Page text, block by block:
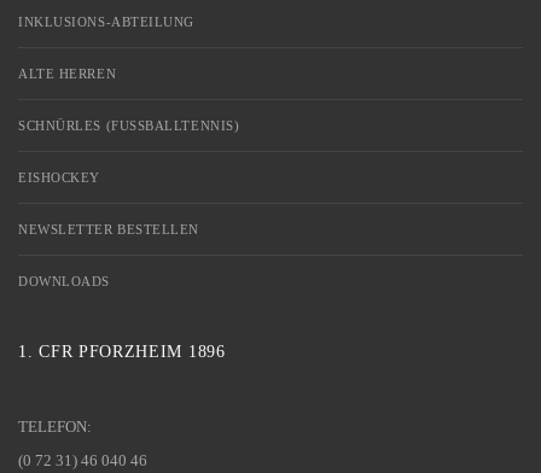
INKLUSIONS-ABTEILUNG
ALTE HERREN
SCHNÜRLES (FUSSBALLTENNIS)
EISHOCKEY
NEWSLETTER BESTELLEN
DOWNLOADS
1. CFR PFORZHEIM 1896
TELEFON:
(0 72 31) 46 040 46